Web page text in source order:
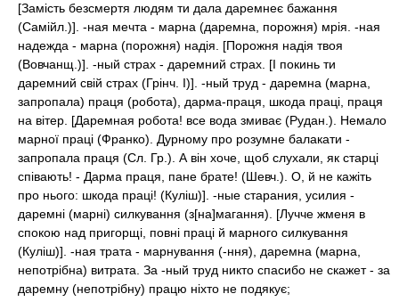
[Замість безсмертя людям ти дала даремнеє бажання
(Самійл.)]. -ная мечта - марна (даремна, порожня) мрія. -ная
надежда - марна (порожня) надія. [Порожня надія твоя
(Вовчанщ.)]. -ный страх - даремний страх. [І покинь ти
даремний свій страх (Грінч. I)]. -ный труд - даремна (марна,
запропала) праця (робота), дарма-праця, шкода праці, праця
на вітер. [Даремная робота! все вода змиває (Рудан.). Немало
марної праці (Франко). Дурному про розумне балакати -
запропала праця (Сл. Гр.). А він хоче, щоб слухали, як старці
співають! - Дарма праця, пане брате! (Шевч.). О, й не кажіть
про нього: шкода праці! (Куліш)]. -ные старания, усилия -
даремні (марні) силкування (з[на]магання). [Лучче жменя в
спокою над пригорщі, повні праці й марного силкування
(Куліш)]. -ная трата - марнування (-ння), даремна (марна,
непотрібна) витрата. За -ный труд никто спасибо не скажет - за
даремну (непотрібну) працю ніхто не подякує;